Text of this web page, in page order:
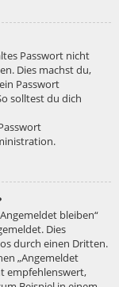
Passwort nicht
Dies machst du,
Passwort
solltest du dich
bleiben“
Dies
durch einen Dritten.
„Angemeldet
empfehlenswert,